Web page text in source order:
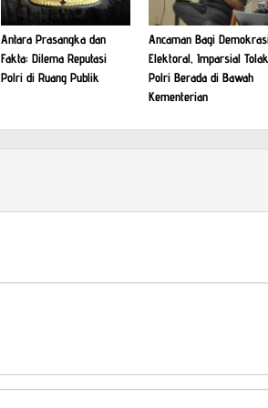
Antara Prasangka dan
Fakta: Dilema Reputasi
Polri di Ruang Publik
Ancaman Bagi
Elektoral, Imparsial Tolak
Polri Berada di Bawah
Kementerian